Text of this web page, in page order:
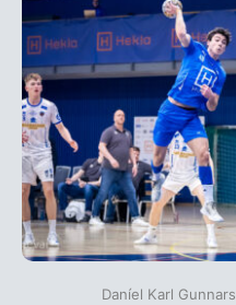
Daníel Karl